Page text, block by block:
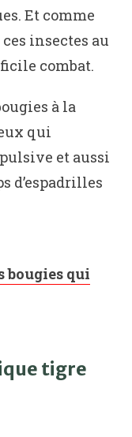
Et comme
insectes au
combat.
à la
qui
et aussi
d’espadrilles
bougies qui
tigre